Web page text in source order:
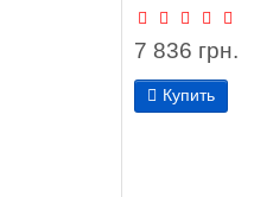
7 836 грн.
Купить